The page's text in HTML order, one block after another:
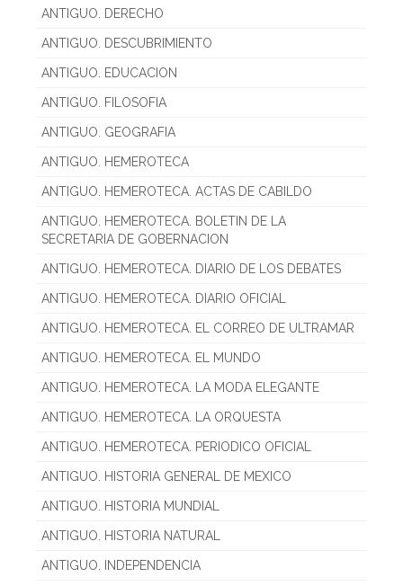
ANTIGUO. DERECHO
ANTIGUO. DESCUBRIMIENTO
ANTIGUO. EDUCACION
ANTIGUO. FILOSOFIA
ANTIGUO. GEOGRAFIA
ANTIGUO. HEMEROTECA
ANTIGUO. HEMEROTECA. ACTAS DE CABILDO
ANTIGUO. HEMEROTECA. BOLETIN DE LA
SECRETARIA DE GOBERNACION
ANTIGUO. HEMEROTECA. DIARIO DE LOS DEBATES
ANTIGUO. HEMEROTECA. DIARIO OFICIAL
ANTIGUO. HEMEROTECA. EL CORREO DE ULTRAMAR
ANTIGUO. HEMEROTECA. EL MUNDO
ANTIGUO. HEMEROTECA. LA MODA ELEGANTE
ANTIGUO. HEMEROTECA. LA ORQUESTA
ANTIGUO. HEMEROTECA. PERIODICO OFICIAL
ANTIGUO. HISTORIA GENERAL DE MEXICO
ANTIGUO. HISTORIA MUNDIAL
ANTIGUO. HISTORIA NATURAL
ANTIGUO. INDEPENDENCIA